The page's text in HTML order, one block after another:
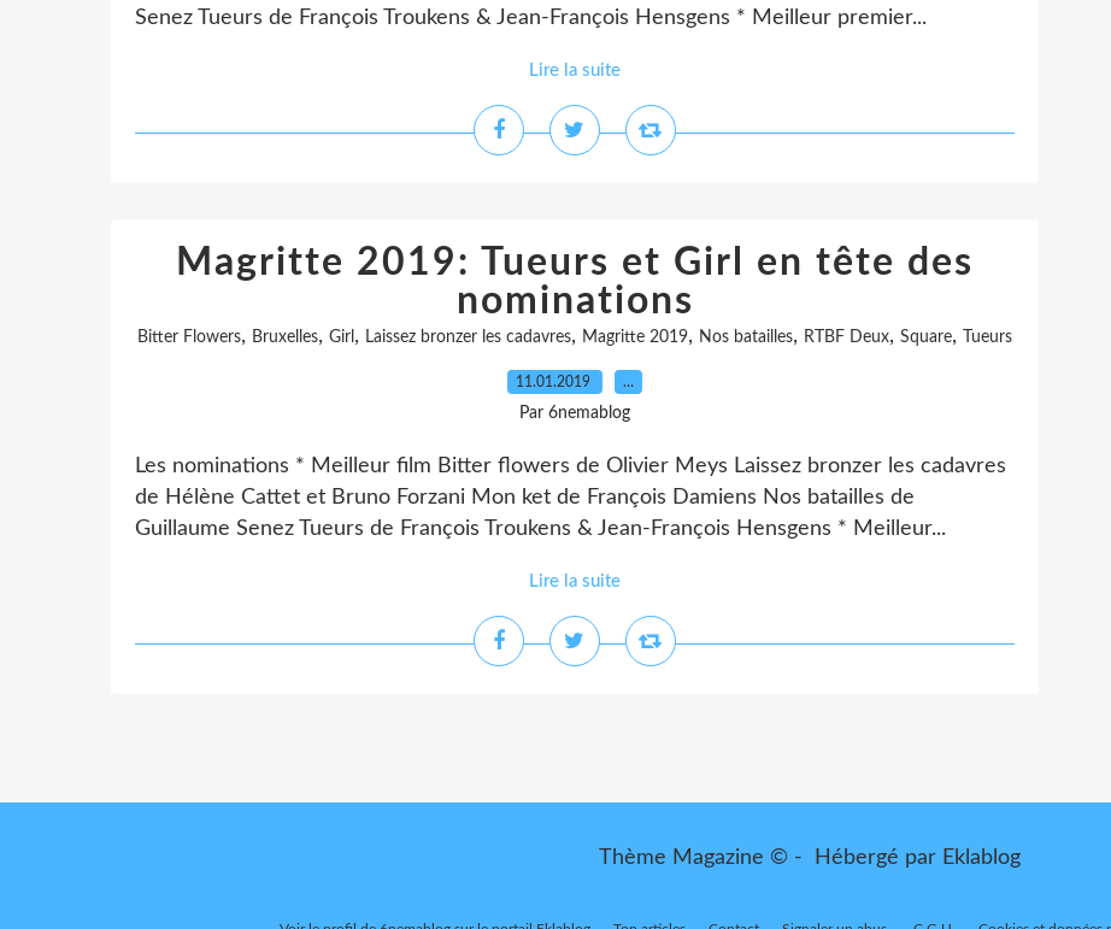
Senez Tueurs de François Troukens & Jean-François Hensgens * Meilleur premier...
Lire la suite
Magritte 2019: Tueurs et Girl en tête des
nominations
Bitter Flowers, Bruxelles, Girl , Laissez bronzer les cadavres, Magritte 2019, Nos batailles, RTBF Deux, Square, Tueurs
11.01.2019 …
Par 6nemablog
Les nominations * Meilleur film Bitter flowers de Olivier Meys Laissez bronzer les cadavres
de Hélène Cattet et Bruno Forzani Mon ket de François Damiens Nos batailles de
Guillaume Senez Tueurs de François Troukens & Jean-François Hensgens * Meilleur...
Lire la suite
Thème Magazine © - Hébergé par Eklablog